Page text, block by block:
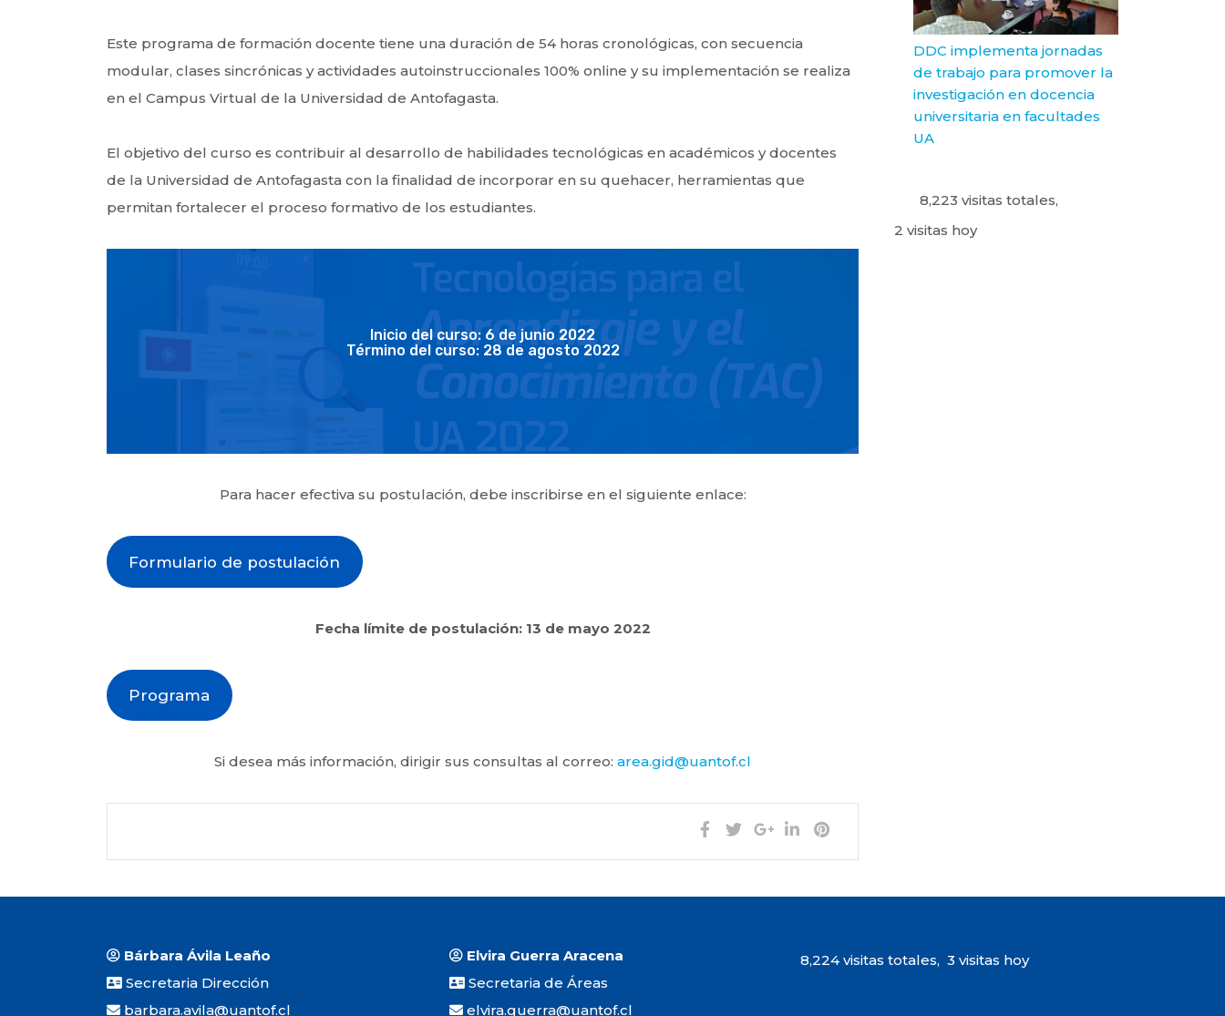
Este programa de formación docente tiene una duración de 54 horas cronológicas, con secuencia
modular, clases sincrónicas y actividades autoinstruccionales 100% online y su implementación se realiza
en el Campus Virtual de la Universidad de Antofagasta.
El objetivo del curso es contribuir al desarrollo de habilidades tecnológicas en académicos y docentes
de la Universidad de Antofagasta con la finalidad de incorporar en su quehacer, herramientas que
permitan fortalecer el proceso formativo de los estudiantes.
Inicio del curso: 6 de junio 2022
Término del curso: 28 de agosto 2022
Para hacer efectiva su postulación, debe inscribirse en el siguiente enlace:
Formulario de postulación
Fecha límite de postulación: 13 de mayo 2022
Programa
Si desea más información, dirigir sus consultas al correo: area.gid@uantof.cl
DDC implementa jornadas
de trabajo para promover la
investigación en docencia
universitaria en facultades
UA
8,223 visitas totales,
2 visitas hoy
Bárbara Ávila Leaño
Secretaria Dirección
barbara.avila@uantof.cl
Elvira Guerra Aracena
Secretaria de Áreas
elvira.guerra@uantof.cl
8,224 visitas totales, 3 visitas hoy